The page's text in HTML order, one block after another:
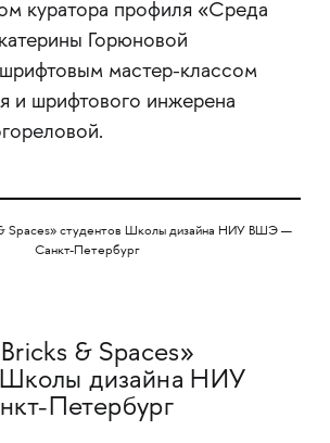
куратора профиля «Среда
Горюновой
мастер-классом
и шрифтового инжерена
& Spaces»
Школы дизайна НИУ
Петербург